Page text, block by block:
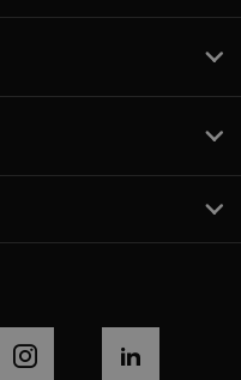
INSTAGRAM LINKEDIN